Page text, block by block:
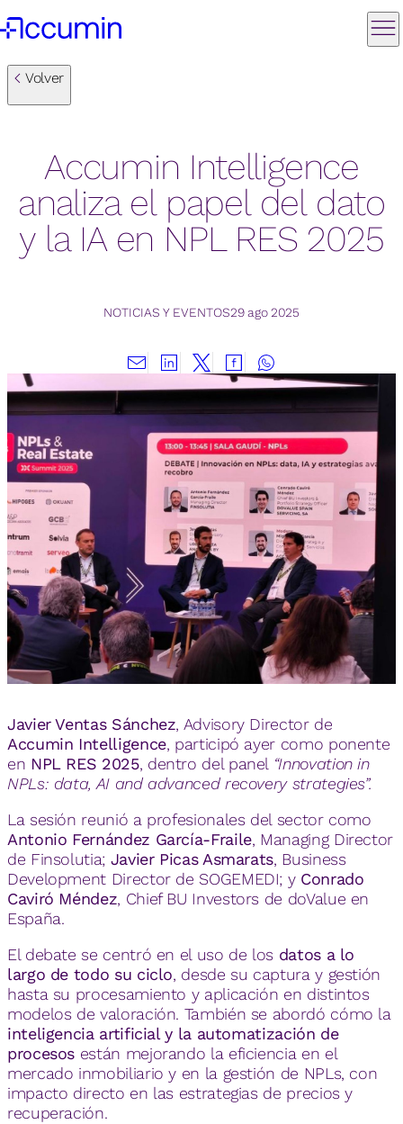
Volver
Accumin Intelligence
analiza el papel del dato
y la IA en NPL RES 2025
NOTICIAS Y EVENTOS29 ago 2025
Javier Ventas Sánchez, Advisory Director de
Accumin Intelligence, participó ayer como ponente
en NPL RES 2025, dentro del panel “Innovation in
NPLs: data, AI and advanced recovery strategies”.
La sesión reunió a profesionales del sector como
Antonio Fernández García-Fraile, Managing Director
de Finsolutia; Javier Picas Asmarats, Business
Development Director de SOGEMEDI; y Conrado
Caviró Méndez, Chief BU Investors de doValue en
España.
El debate se centró en el uso de los datos a lo
largo de todo su ciclo, desde su captura y gestión
hasta su procesamiento y aplicación en distintos
modelos de valoración. También se abordó cómo la
inteligencia artificial y la automatización de
procesos están mejorando la eficiencia en el
mercado inmobiliario y en la gestión de NPLs, con
impacto directo en las estrategias de precios y
recuperación.